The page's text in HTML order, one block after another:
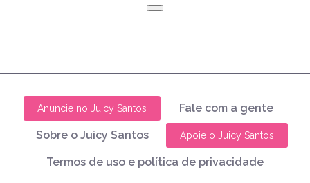
Anuncie no Juicy Santos Fale com a gente
Sobre o Juicy Santos Apoie o Juicy Santos
Termos de uso e política de privacidade